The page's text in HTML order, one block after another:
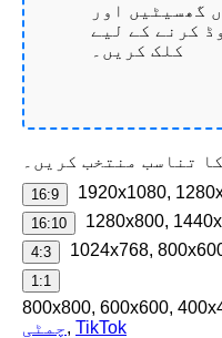
گھسیٹیں اور
کرنے کے لیے
کلک کریں۔
16:9 1920x1080,
16:10 1280x800,
4:3 1024x768,
1:1
800x800, 600x600,
چمٹی, TikTok